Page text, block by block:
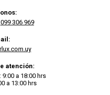
099 306 969
atención:
9:00 a 18:00 hrs
a 13:00 hrs